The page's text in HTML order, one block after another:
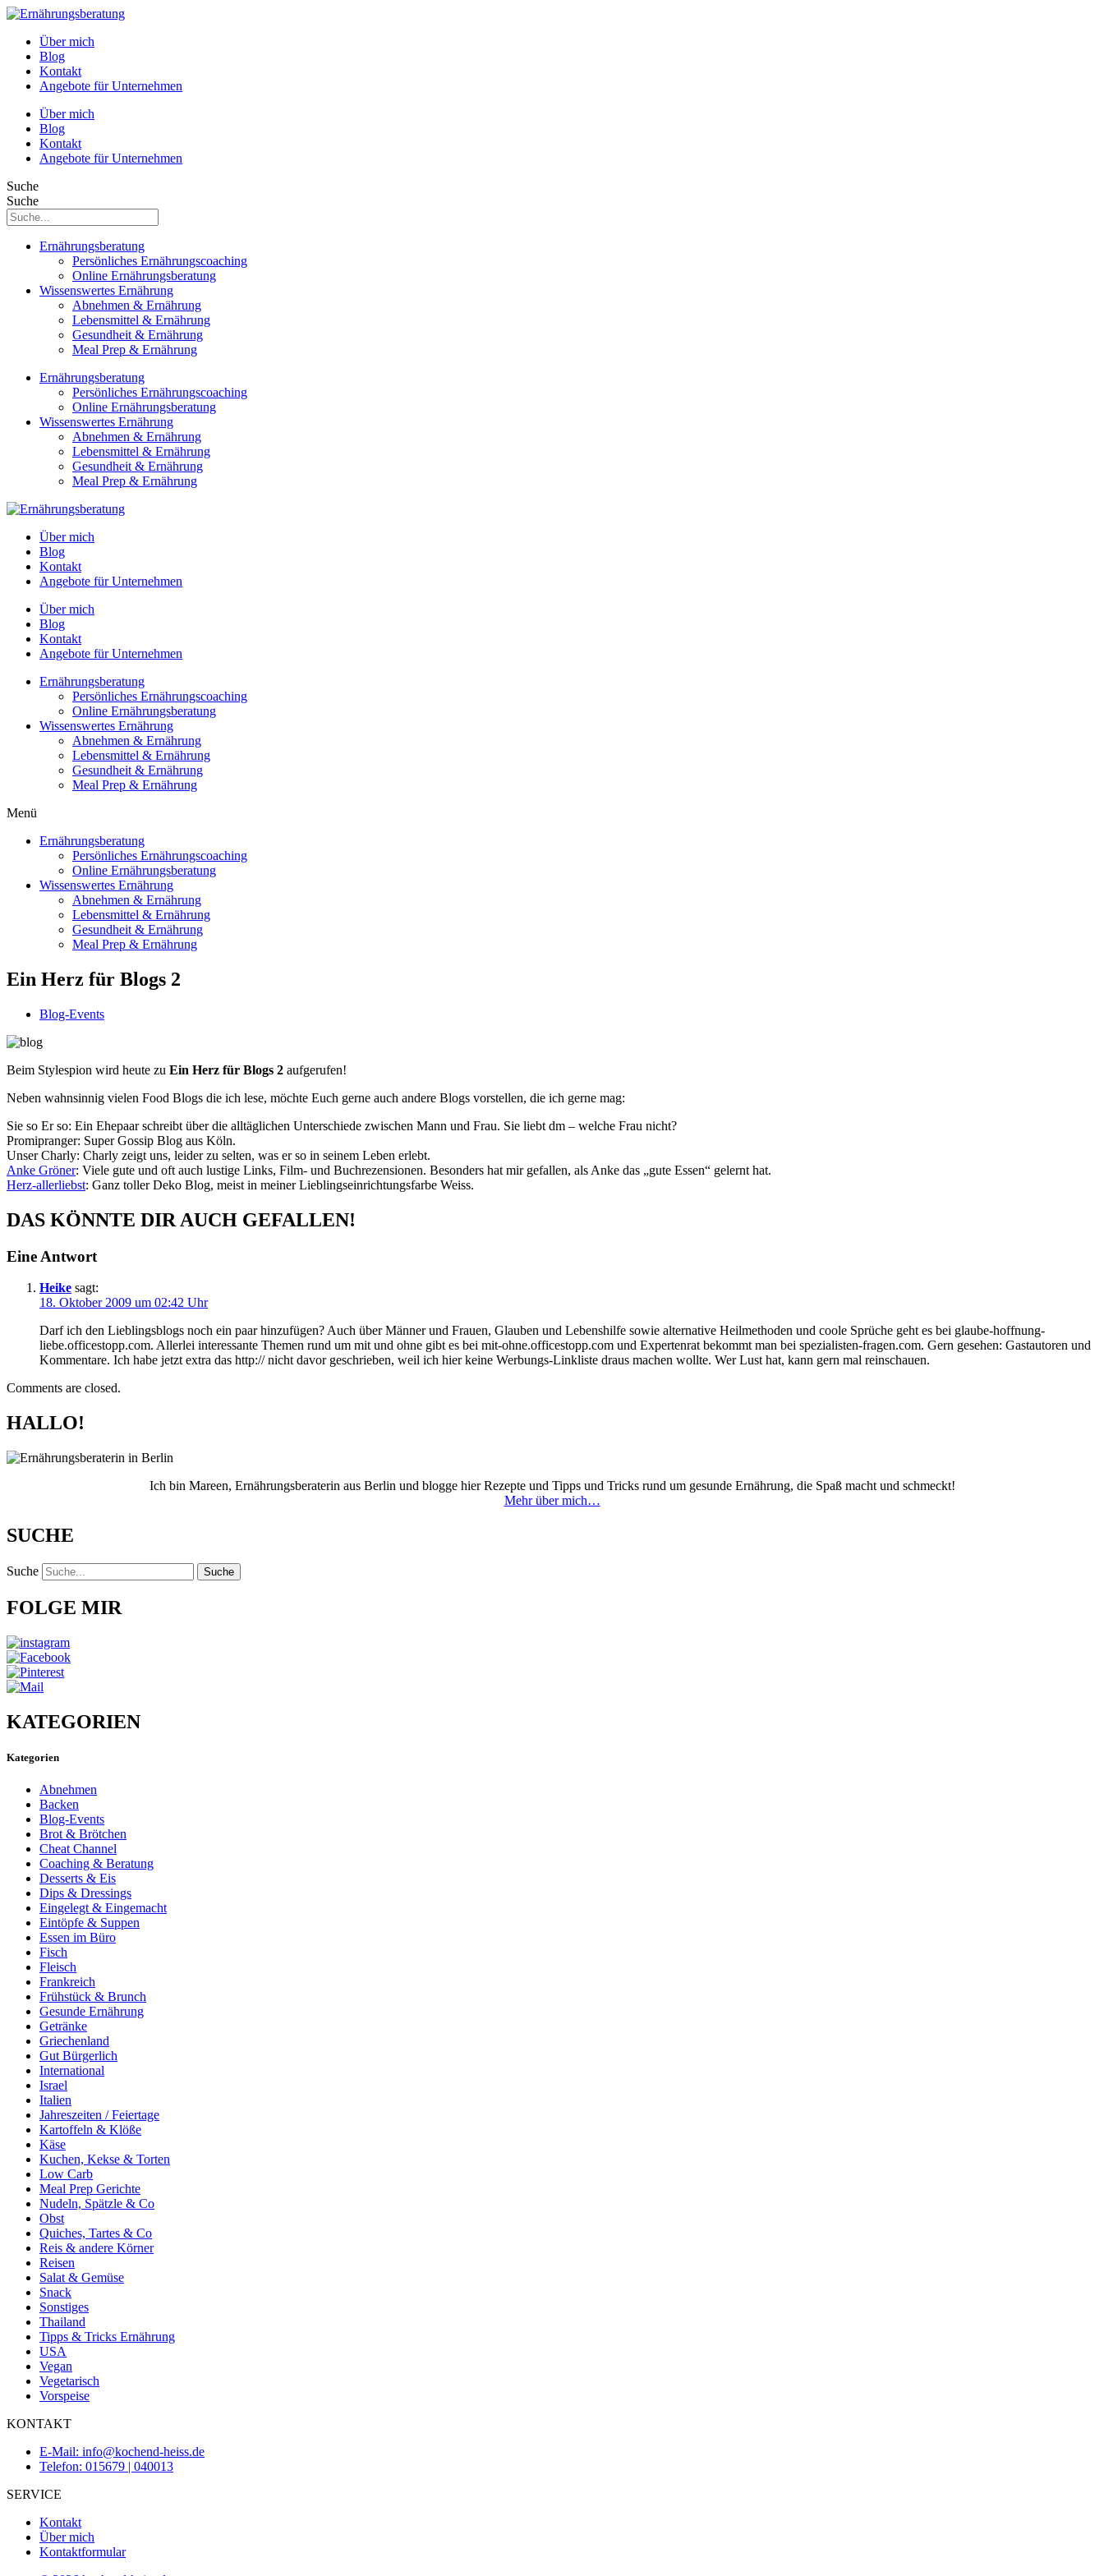
Über mich
Blog
Kontakt
Angebote für Unternehmen
Über mich
Blog
Kontakt
Angebote für Unternehmen
Suche
Suche
Ernährungsberatung
Persönliches Ernährungscoaching
Online Ernährungsberatung
Wissenswertes Ernährung
Abnehmen & Ernährung
Lebensmittel & Ernährung
Gesundheit & Ernährung
Meal Prep & Ernährung
Ernährungsberatung
Persönliches Ernährungscoaching
Online Ernährungsberatung
Wissenswertes Ernährung
Abnehmen & Ernährung
Lebensmittel & Ernährung
Gesundheit & Ernährung
Meal Prep & Ernährung
Über mich
Blog
Kontakt
Angebote für Unternehmen
Über mich
Blog
Kontakt
Angebote für Unternehmen
Ernährungsberatung
Persönliches Ernährungscoaching
Online Ernährungsberatung
Wissenswertes Ernährung
Abnehmen & Ernährung
Lebensmittel & Ernährung
Gesundheit & Ernährung
Meal Prep & Ernährung
Menü
Ernährungsberatung
Persönliches Ernährungscoaching
Online Ernährungsberatung
Wissenswertes Ernährung
Abnehmen & Ernährung
Lebensmittel & Ernährung
Gesundheit & Ernährung
Meal Prep & Ernährung
Ein Herz für Blogs 2
Blog-Events
Beim Stylespion wird heute zu Ein Herz für Blogs 2 aufgerufen!
Neben wahnsinnig vielen Food Blogs die ich lese, möchte Euch gerne auch andere Blogs vorstellen, die ich gerne mag:
Sie so Er so: Ein Ehepaar schreibt über die alltäglichen Unterschiede zwischen Mann und Frau. Sie liebt dm – welche Frau nicht?
Promipranger: Super Gossip Blog aus Köln.
Unser Charly: Charly zeigt uns, leider zu selten, was er so in seinem Leben erlebt.
Anke Gröner: Viele gute und oft auch lustige Links, Film- und Buchrezensionen. Besonders hat mir gefallen, als Anke das „gute Essen“ gelernt hat.
Herz-allerliebst: Ganz toller Deko Blog, meist in meiner Lieblingseinrichtungsfarbe Weiss.
DAS KÖNNTE DIR AUCH GEFALLEN!
Eine Antwort
Heike sagt:
18. Oktober 2009 um 02:42 Uhr
Darf ich den Lieblingsblogs noch ein paar hinzufügen? Auch über Männer und Frauen, Glauben und Lebenshilfe sowie alternative Heilmethoden und coole Sprüche geht es bei glaube-hoffnung-
liebe.officestopp.com. Allerlei interessante Themen rund um mit und ohne gibt es bei mit-ohne.officestopp.com und Expertenrat bekommt man bei spezialisten-fragen.com. Gern gesehen: Gastautoren und
Kommentare. Ich habe jetzt extra das http:// nicht davor geschrieben, weil ich hier keine Werbungs-Linkliste draus machen wollte. Wer Lust hat, kann gern mal reinschauen.
Comments are closed.
HALLO!
Ich bin Mareen, Ernährungsberaterin aus Berlin und blogge hier Rezepte und Tipps und Tricks rund um gesunde Ernährung, die Spaß macht und schmeckt!
Mehr über mich…
SUCHE
Suche Suche
FOLGE MIR
KATEGORIEN
Kategorien
Abnehmen
Backen
Blog-Events
Brot & Brötchen
Cheat Channel
Coaching & Beratung
Desserts & Eis
Dips & Dressings
Eingelegt & Eingemacht
Eintöpfe & Suppen
Essen im Büro
Fisch
Fleisch
Frankreich
Frühstück & Brunch
Gesunde Ernährung
Getränke
Griechenland
Gut Bürgerlich
International
Israel
Italien
Jahreszeiten / Feiertage
Kartoffeln & Klöße
Käse
Kuchen, Kekse & Torten
Low Carb
Meal Prep Gerichte
Nudeln, Spätzle & Co
Obst
Quiches, Tartes & Co
Reis & andere Körner
Reisen
Salat & Gemüse
Snack
Sonstiges
Thailand
Tipps & Tricks Ernährung
USA
Vegan
Vegetarisch
Vorspeise
KONTAKT
E-Mail: info@kochend-heiss.de
Telefon: 015679 | 040013
SERVICE
Kontakt
Über mich
Kontaktformular